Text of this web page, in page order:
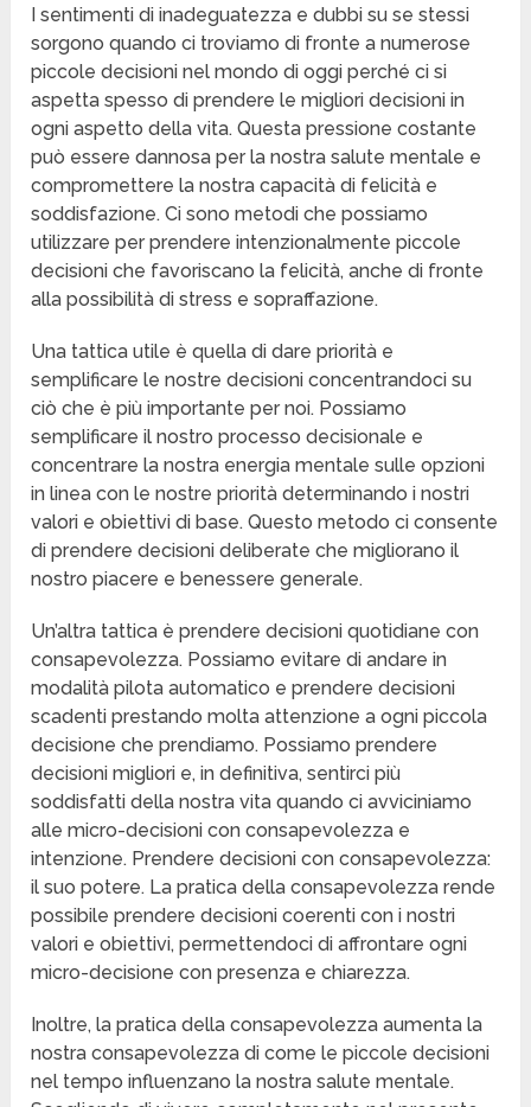
I sentimenti di inadeguatezza e dubbi su se stessi
sorgono quando ci troviamo di fronte a numerose
piccole decisioni nel mondo di oggi perché ci si
aspetta spesso di prendere le migliori decisioni in
ogni aspetto della vita. Questa pressione costante
può essere dannosa per la nostra salute mentale e
compromettere la nostra capacità di felicità e
soddisfazione. Ci sono metodi che possiamo
utilizzare per prendere intenzionalmente piccole
decisioni che favoriscano la felicità, anche di fronte
alla possibilità di stress e sopraffazione.
Una tattica utile è quella di dare priorità e
semplificare le nostre decisioni concentrandoci su
ciò che è più importante per noi. Possiamo
semplificare il nostro processo decisionale e
concentrare la nostra energia mentale sulle opzioni
in linea con le nostre priorità determinando i nostri
valori e obiettivi di base. Questo metodo ci consente
di prendere decisioni deliberate che migliorano il
nostro piacere e benessere generale.
Un’altra tattica è prendere decisioni quotidiane con
consapevolezza. Possiamo evitare di andare in
modalità pilota automatico e prendere decisioni
scadenti prestando molta attenzione a ogni piccola
decisione che prendiamo. Possiamo prendere
decisioni migliori e, in definitiva, sentirci più
soddisfatti della nostra vita quando ci avviciniamo
alle micro-decisioni con consapevolezza e
intenzione. Prendere decisioni con consapevolezza:
il suo potere. La pratica della consapevolezza rende
possibile prendere decisioni coerenti con i nostri
valori e obiettivi, permettendoci di affrontare ogni
micro-decisione con presenza e chiarezza.
Inoltre, la pratica della consapevolezza aumenta la
nostra consapevolezza di come le piccole decisioni
nel tempo influenzano la nostra salute mentale.